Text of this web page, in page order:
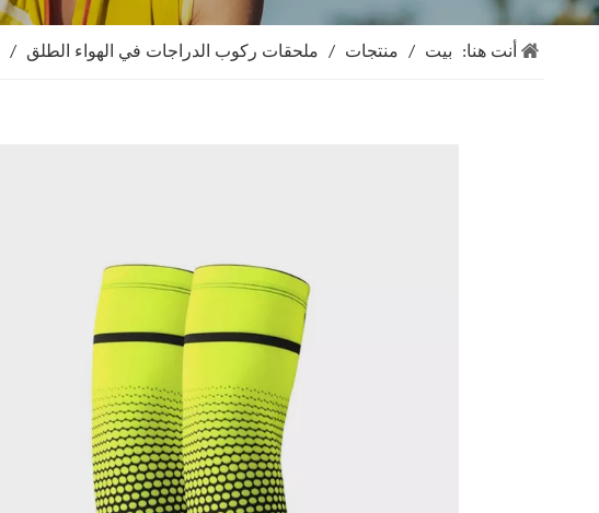
أنت هنا: بيت / منتجات / ملحقات ركوب الدراجات في الهواء الطلق /